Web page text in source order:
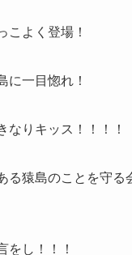
こよく登場！
に一目惚れ！
なりキッス！！！！
猿島のことを守る
をし！！！